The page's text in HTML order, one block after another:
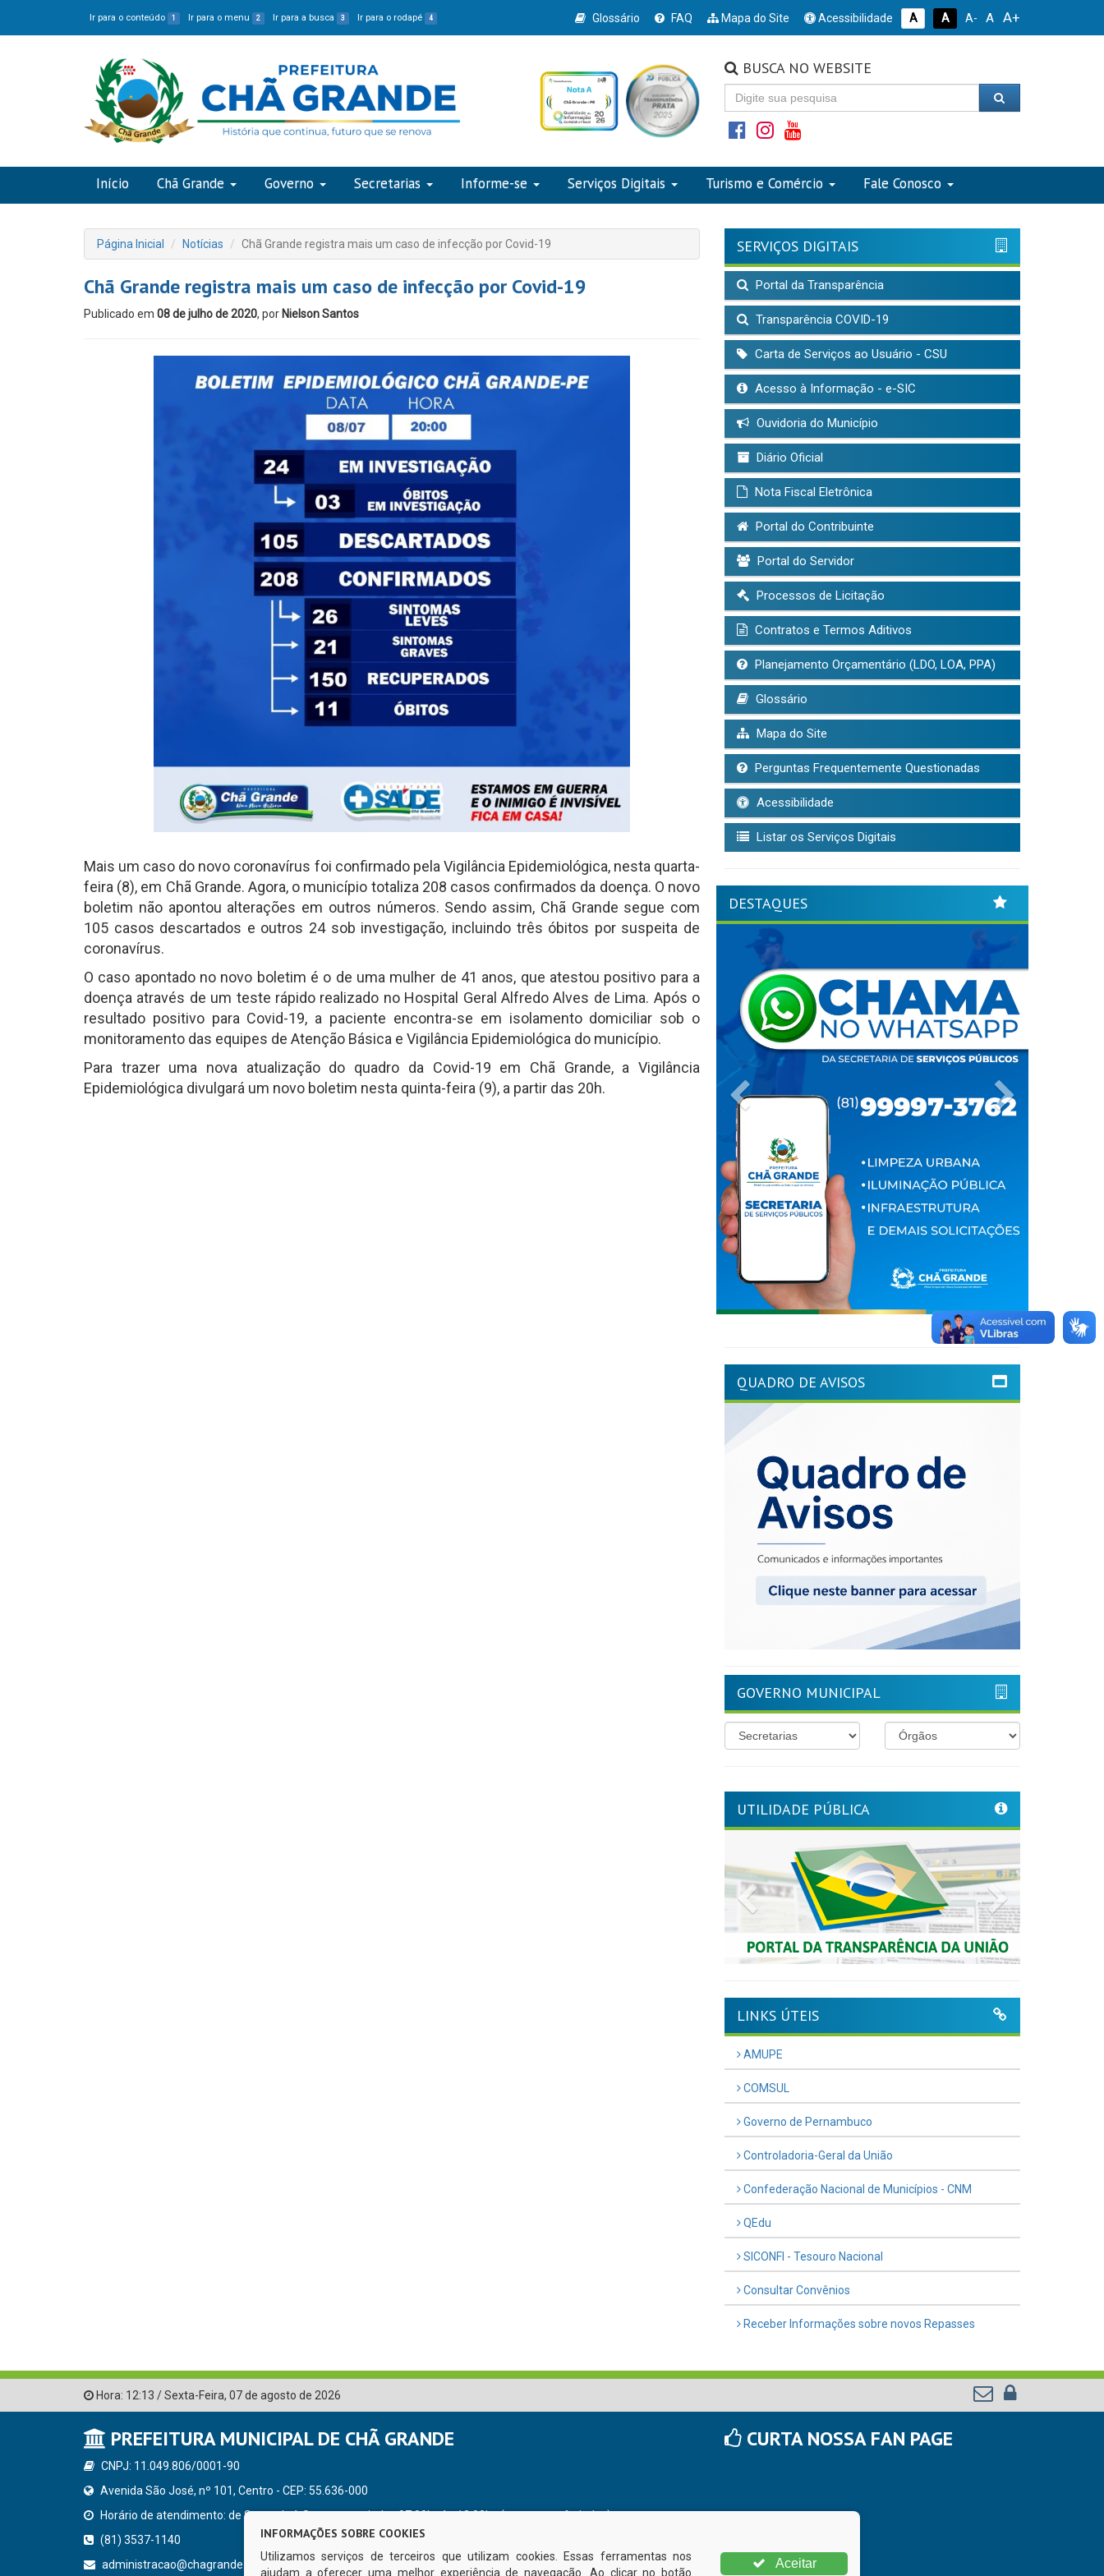
Ir para o conteúdo 1 Ir para o menu 2 Ir para a busca 3 Ir para o rodapé 4 Glossário FAQ Mapa do Site Acessibilidade A A A- A A+
BUSCA NO WEBSITE
Início Chã Grande Governo Secretarias Informe-se Serviços Digitais Turismo e Comércio Fale Conosco
Página Inicial Notícias Chã Grande registra mais um caso de infecção por Covid-19
Chã Grande registra mais um caso de infecção por Covid-19
Publicado em 08 de julho de 2020, por Nielson Santos
Mais um caso do novo coronavírus foi confirmado pela Vigilância Epidemiológica, nesta quarta-
feira (8), em Chã Grande. Agora, o município totaliza 208 casos confirmados da doença. O novo
boletim não apontou alterações em outros números. Sendo assim, Chã Grande segue com
105 casos descartados e outros 24 sob investigação, incluindo três óbitos por suspeita de
coronavírus.
O caso apontado no novo boletim é o de uma mulher de 41 anos, que atestou positivo para a
doença através de um teste rápido realizado no Hospital Geral Alfredo Alves de Lima. Após o
resultado positivo para Covid-19, a paciente encontra-se em isolamento domiciliar sob o
monitoramento das equipes de Atenção Básica e Vigilância Epidemiológica do município.
Para trazer uma nova atualização do quadro da Covid-19 em Chã Grande, a Vigilância
Epidemiológica divulgará um novo boletim nesta quinta-feira (9), a partir das 20h.
SERVIÇOS DIGITAIS
Portal da Transparência
Transparência COVID-19
Carta de Serviços ao Usuário - CSU
Acesso à Informação - e-SIC
Ouvidoria do Município
Diário Oficial
Nota Fiscal Eletrônica
Portal do Contribuinte
Portal do Servidor
Processos de Licitação
Contratos e Termos Aditivos
Planejamento Orçamentário (LDO, LOA, PPA)
Glossário
Mapa do Site
Perguntas Frequentemente Questionadas
Acessibilidade
Listar os Serviços Digitais
DESTAQUES
Previous
QUADRO DE AVISOS
GOVERNO MUNICIPAL
UTILIDADE PÚBLICA
Previous
LINKS ÚTEIS
AMUPE
COMSUL
Governo de Pernambuco
Controladoria-Geral da União
Confederação Nacional de Municípios - CNM
QEdu
SICONFI - Tesouro Nacional
Consultar Convênios
Receber Informações sobre novos Repasses
Hora: 12:13 /Sexta-Feira, 07 de agosto de 2026
PREFEITURA MUNICIPAL DE CHÃ GRANDE
CNPJ: 11.049.806/0001-90
Avenida São José, nº 101, Centro - CEP: 55.636-000
Horário de atendimento: de Segunda à Sexta, a partir das 07:00hs às 13:00hs (exceto nos feriados)
(81) 3537-1140
administracao@chagrande.pe.gov.br
CURTA NOSSA FAN PAGE
INFORMAÇÕES SOBRE COOKIES
Utilizamos serviços de terceiros que utilizam cookies. Essas ferramentas nos
ajudam a oferecer uma melhor experiência de navegação. Ao clicar no botão
Aceitar